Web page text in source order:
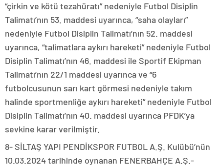
“çirkin ve kötü tezahüratı” nedeniyle Futbol Disiplin
Talimatı’nın 53. maddesi uyarınca, “saha olayları”
nedeniyle Futbol Disiplin Talimatı’nın 52. maddesi
uyarınca, “talimatlara aykırı hareketi” nedeniyle Futbol
Disiplin Talimatı’nın 46. maddesi ile Sportif Ekipman
Talimatı’nın 22/1 maddesi uyarınca ve “6
futbolcusunun sarı kart görmesi nedeniyle takım
halinde sportmenliğe aykırı hareketi” nedeniyle Futbol
Disiplin Talimatı’nın 40. maddesi uyarınca PFDK’ya
sevkine karar verilmiştir.
8- SİLTAŞ YAPI PENDİKSPOR FUTBOL A.Ş. Kulübü’nün
10.03.2024 tarihinde oynanan FENERBAHÇE A.Ş.-